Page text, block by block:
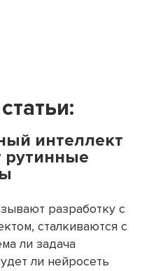
интеллект
рутинные
разработку с
сталкиваются с
ли задача
ли нейросеть